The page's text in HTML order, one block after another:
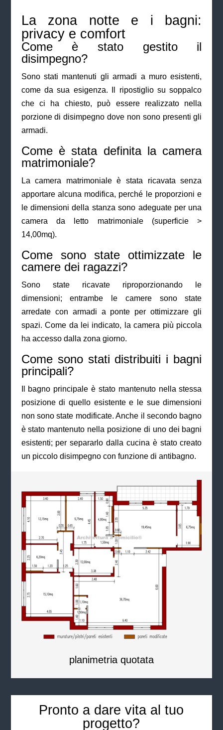
La zona notte e i bagni:
privacy e comfort
Come è stato gestito il
disimpegno?
Sono stati mantenuti gli armadi a muro esistenti,
come da sua esigenza. Il ripostiglio su soppalco
che ci ha chiesto, può essere realizzato nella
porzione di disimpegno dove non sono presenti gli
armadi.
Come è stata definita la camera
matrimoniale?
La camera matrimoniale è stata ricavata senza
apportare alcuna modifica, perché le proporzioni e
le dimensioni della stanza sono adeguate per una
camera da letto matrimoniale (superficie >
14,00mq).
Come sono state ottimizzate le
camere dei ragazzi?
Sono state ricavate riproporzionando le
dimensioni; entrambe le camere sono state
arredate con armadi a ponte per ottimizzare gli
spazi. Come da lei indicato, la camera più piccola
ha accesso dalla zona giorno.
Come sono stati distribuiti i bagni
principali?
Il bagno principale è stato mantenuto nella stessa
posizione di quello esistente e le sue dimensioni
non sono state modificate. Anche il secondo bagno
è stato mantenuto nella posizione di uno dei bagni
esistenti; per separarlo dalla cucina è stato creato
un piccolo disimpegno con funzione di antibagno.
planimetria quotata
Pronto a dare vita al tuo
progetto?